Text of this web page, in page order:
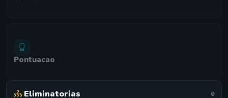
Pontuacao
Eliminatorias 0